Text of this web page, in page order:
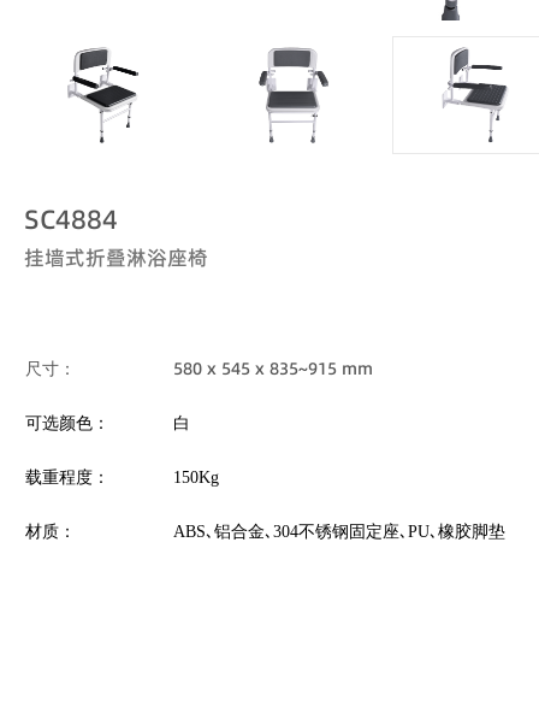
SC4884
挂墙式折叠淋浴座椅
尺寸 ： 580 x 545 x 835~915 mm
可选颜色： 白
载重程度： 150Kg
材质： ABS､ 铝合金､304不锈钢固定座､PU､橡胶脚垫